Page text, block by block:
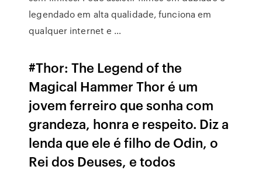
legendado em alta qualidade, funciona em
qualquer internet e …
#Thor: The Legend of the
Magical Hammer Thor é um
jovem ferreiro que sonha com
grandeza, honra e respeito. Diz a
lenda que ele é filho de Odin, o
Rei dos Deuses, e todos